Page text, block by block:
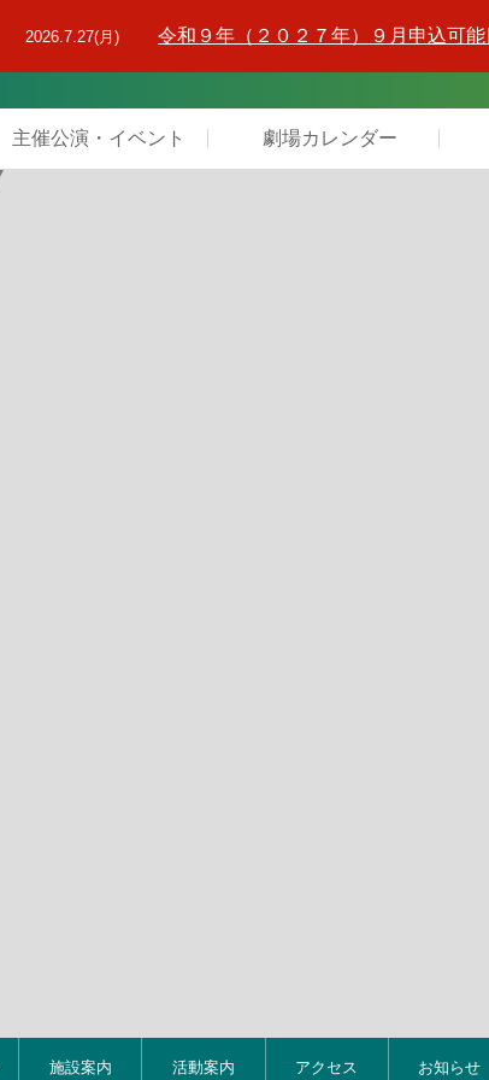
2026.7.27(月) 令和９年（２０２７年）９月申込可
主催公演・イベント 劇場カレンダー
施設案内 活動案内 アクセス お知らせ